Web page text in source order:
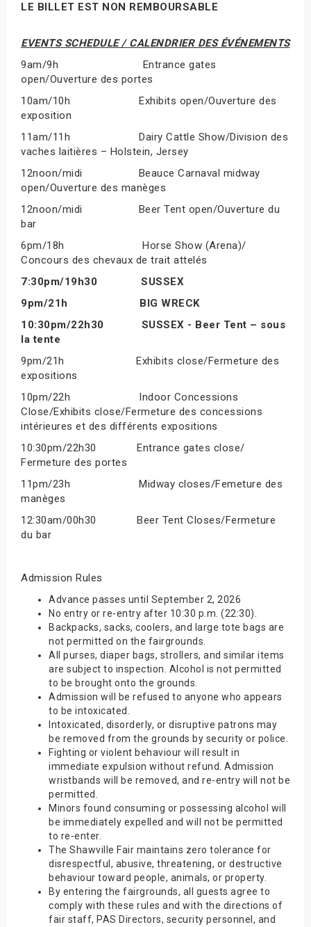
LE BILLET EST NON REMBOURSABLE
EVENTS SCHEDULE / CALENDRIER DES ÉVÉNEMENTS
9am/9h Entrance gates
open/Ouverture des portes
10am/10h Exhibits open/Ouverture des
exposition
11am/11h Dairy Cattle Show/Division des
vaches laitières – Holstein, Jersey
12noon/midi Beauce Carnaval midway
open/Ouverture des manèges
12noon/midi Beer Tent open/Ouverture du
bar
6pm/18h Horse Show (Arena)/
Concours des chevaux de trait attelés
7:30pm/19h30 SUSSEX
9pm/21h BIG WRECK
10:30pm/22h30 SUSSEX - Beer Tent – sous
la tente
9pm/21h Exhibits close/Fermeture des
expositions
10pm/22h Indoor Concessions
Close/Exhibits close/Fermeture des concessions
intérieures et des différents expositions
10:30pm/22h30 Entrance gates close/
Fermeture des portes
11pm/23h Midway closes/Femeture des
manèges
12:30am/00h30 Beer Tent Closes/Fermeture
du bar
Admission Rules
Advance passes until September 2, 2026
No entry or re-entry after 10:30 p.m. (22:30).
Backpacks, sacks, coolers, and large tote bags are
not permitted on the fairgrounds.
All purses, diaper bags, strollers, and similar items
are subject to inspection. Alcohol is not permitted
to be brought onto the grounds.
Admission will be refused to anyone who appears
to be intoxicated.
Intoxicated, disorderly, or disruptive patrons may
be removed from the grounds by security or police.
Fighting or violent behaviour will result in
immediate expulsion without refund. Admission
wristbands will be removed, and re-entry will not be
permitted.
Minors found consuming or possessing alcohol will
be immediately expelled and will not be permitted
to re-enter.
The Shawville Fair maintains zero tolerance for
disrespectful, abusive, threatening, or destructive
behaviour toward people, animals, or property.
By entering the fairgrounds, all guests agree to
comply with these rules and with the directions of
fair staff, PAS Directors, security personnel, and